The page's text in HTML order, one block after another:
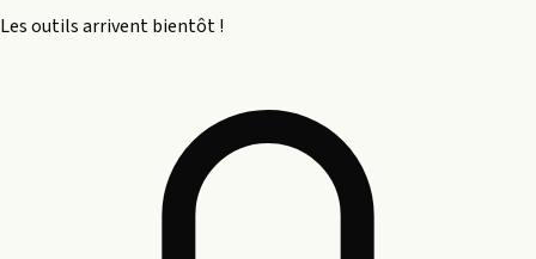
Les outils arrivent bientôt !